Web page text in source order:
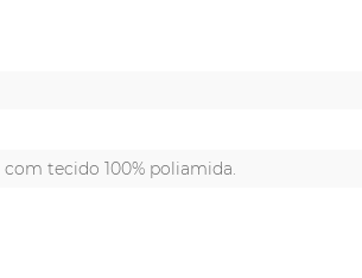
tecido 100% poliamida.